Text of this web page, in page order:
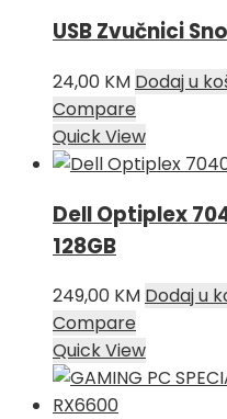
USB Zvučnici
24,00 KM Dodaj u
Compare
Quick View
Dell Optiplex
128GB
249,00 KM Dodaj u
Compare
Quick View